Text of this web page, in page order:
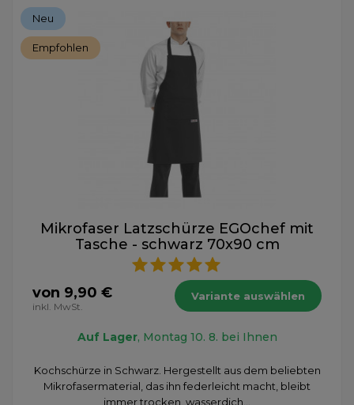
Neu
Empfohlen
Mikrofaser Latzschürze EGOchef mit
Tasche - schwarz 70x90 cm
von 9,90 €
inkl. MwSt.
Variante auswählen
Auf Lager, Montag 10. 8. bei Ihnen
Kochschürze in Schwarz. Hergestellt aus dem beliebten
Mikrofasermaterial, das ihn federleicht macht, bleibt
immer trocken, wasserdich...